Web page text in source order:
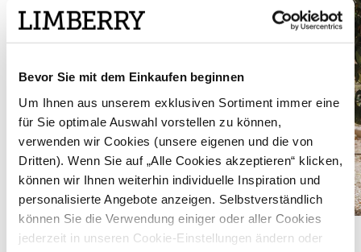
Bevor Sie mit dem Einkaufen beginnen
Um Ihnen aus unserem exklusiven Sortiment immer eine
für Sie optimale Auswahl vorstellen zu können,
verwenden wir Cookies (unsere eigenen und die von
Dritten). Wenn Sie auf „Alle Cookies akzeptieren“ klicken,
können wir Ihnen weiterhin individuelle Inspiration und
personalisierte Angebote anzeigen. Selbstverständlich
können Sie die Verwendung einiger oder aller Cookies
jederzeit in unseren Cookie-Einstellungen ändern oder
Orangefarbenes Dirndl mit Samt-Mieder - CARA SOLAR FLARE